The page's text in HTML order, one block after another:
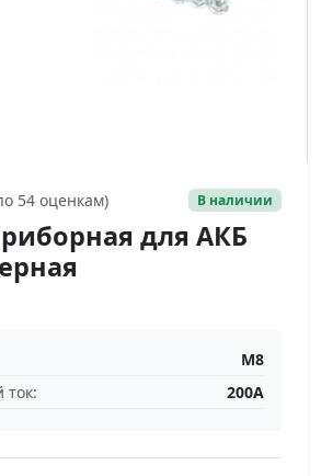
54 оценкам) В наличии
для АКБ
М8
200А